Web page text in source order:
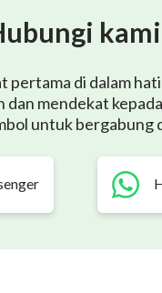
kami
di dalam
dan mendekat
untuk bergabung